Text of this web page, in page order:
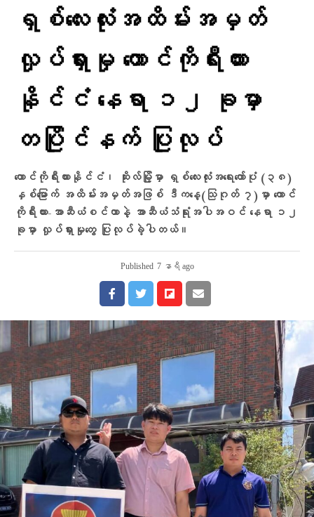
ရှစ်လေးလုံးအထိမ်းအမှတ်
လှုပ်ရှားမှု တောင်ကိုရီးယား
နိုင်ငံ နေရာ ၁၂ ခုမှာ
တပြိုင်နက် ပြုလုပ်
တောင်ကိုရီးယားနိုင်ငံ၊ ဆိုးလ်မြို့မှာ ရှစ်လေးလုံးအရေးတော်ပုံ (၃၈)
နှစ်မြောက် အထိမ်းအမှတ်အဖြစ် ဒီကနေ့(သြဂုတ် ၇)မှာ တောင်
ကိုရီးယား-အာဆီယံစင်တာနဲ့ အာဆီယံသံရုံးအပါအဝင် နေရာ ၁၂
ခုမှာ လှုပ်ရှားမှုတွေ ပြုလုပ်ခဲ့ပါတယ်။
Published 7 နာရီ ago